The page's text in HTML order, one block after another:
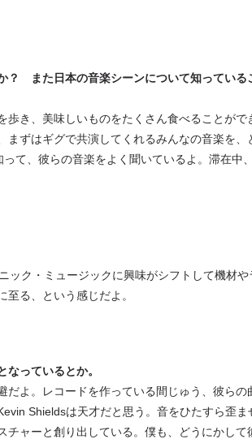
？ また日本の音楽シーンについて知っている
歩き、美味しいものをたくさん食べることがで
まずはギグで共演してくれるみんなの音楽を、
て、彼らの音楽をよく聞いているよ。滞在中
ック・ミュージックに興味がシフトして機材や
る、という感じだよ。
っているとか。
だよ。レコードを作っている間じゅう、彼らの
Shieldsは天才だと思う。音をひたすら歪ま
チャーと創り出している。僕も、どうにかして